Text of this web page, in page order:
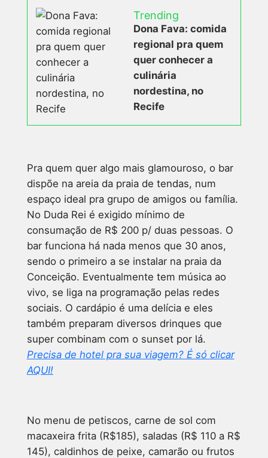
Trending
Dona Fava: comida
regional pra quem
quer conhecer a
culinária
nordestina, no
Recife
Pra quem quer algo mais glamouroso, o bar
dispõe na areia da praia de tendas, num
espaço ideal pra grupo de amigos ou família.
No Duda Rei é exigido mínimo de
consumação de R$ 200 p/ duas pessoas. O
bar funciona há nada menos que 30 anos,
sendo o primeiro a se instalar na praia da
Conceição. Eventualmente tem música ao
vivo, se liga na programação pelas redes
sociais. O cardápio é uma delícia e eles
também preparam diversos drinques que
super combinam com o sunset por lá.
Precisa de hotel pra sua viagem? É só clicar
AQUI!
No menu de petiscos, carne de sol com
macaxeira frita (R$185), saladas (R$ 110 a R$
145), caldinhos de peixe, camarão ou frutos